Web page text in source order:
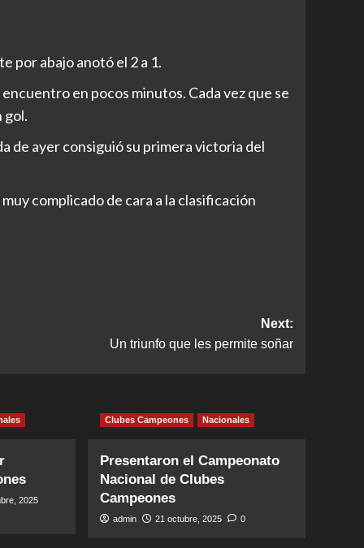
por abajo anotó el 2 a 1.
en pocos minutos. Cada vez que se
gol.
de ayer consiguió su primera victoria del
complicado de cara a la clasificación
Next:
Un triunfo que les permite soñar
2025
Clubes Campeones Nacionales
Presentaron el Campeonato
Nacional de Clubes
Campeones
admin 21 octubre, 2025 0